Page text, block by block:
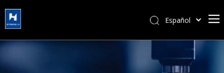
Español
Türk dili